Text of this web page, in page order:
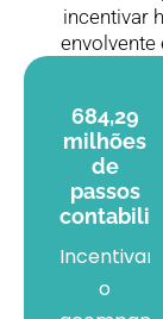
incentivar
envolvente
684,29
milhões
de
passos
o